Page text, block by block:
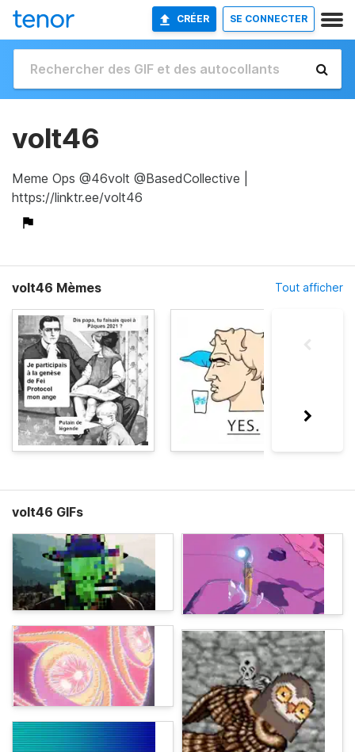
CRÉER SE CONNECTER
volt46
Meme Ops @46volt @BasedCollective |
https://linktr.ee/volt46
volt46 Mèmes Tout afficher
volt46 GIFs